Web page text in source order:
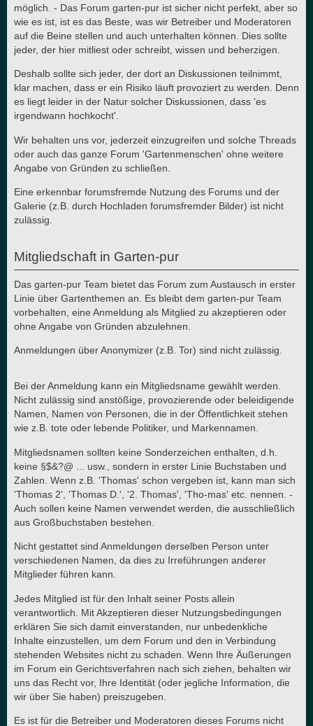
möglich. - Das Forum garten-pur ist sicher nicht perfekt, aber so
wie es ist, ist es das Beste, was wir Betreiber und Moderatoren
auf die Beine stellen und auch unterhalten können. Dies sollte
jeder, der hier mitliest oder schreibt, wissen und beherzigen.
Deshalb sollte sich jeder, der dort an Diskussionen teilnimmt,
klar machen, dass er ein Risiko läuft provoziert zu werden. Denn
es liegt leider in der Natur solcher Diskussionen, dass 'es
irgendwann hochkocht'.
Wir behalten uns vor, jederzeit einzugreifen und solche Threads
oder auch das ganze Forum 'Gartenmenschen' ohne weitere
Angabe von Gründen zu schließen.
Eine erkennbar forumsfremde Nutzung des Forums und der
Galerie (z.B. durch Hochladen forumsfremder Bilder) ist nicht
zulässig.
Mitgliedschaft in Garten-pur
Das garten-pur Team bietet das Forum zum Austausch in erster
Linie über Gartenthemen an. Es bleibt dem garten-pur Team
vorbehalten, eine Anmeldung als Mitglied zu akzeptieren oder
ohne Angabe von Gründen abzulehnen.
Anmeldungen über Anonymizer (z.B. Tor) sind nicht zulässig.
Bei der Anmeldung kann ein Mitgliedsname gewählt werden.
Nicht zulässig sind anstößige, provozierende oder beleidigende
Namen, Namen von Personen, die in der Öffentlichkeit stehen
wie z.B. tote oder lebende Politiker, und Markennamen.
Mitgliedsnamen sollten keine Sonderzeichen enthalten, d.h.
keine §$&?@ ... usw., sondern in erster Linie Buchstaben und
Zahlen. Wenn z.B. 'Thomas' schon vergeben ist, kann man sich
'Thomas 2', 'Thomas D.', '2. Thomas', 'Tho-mas' etc. nennen. -
Auch sollen keine Namen verwendet werden, die ausschließlich
aus Großbuchstaben bestehen.
Nicht gestattet sind Anmeldungen derselben Person unter
verschiedenen Namen, da dies zu Irreführungen anderer
Mitglieder führen kann.
Jedes Mitglied ist für den Inhalt seiner Posts allein
verantwortlich. Mit Akzeptieren dieser Nutzungsbedingungen
erklären Sie sich damit einverstanden, nur unbedenkliche
Inhalte einzustellen, um dem Forum und den in Verbindung
stehenden Websites nicht zu schaden. Wenn Ihre Äußerungen
im Forum ein Gerichtsverfahren nach sich ziehen, behalten wir
uns das Recht vor, Ihre Identität (oder jegliche Information, die
wir über Sie haben) preiszugeben.
Es ist für die Betreiber und Moderatoren dieses Forums nicht